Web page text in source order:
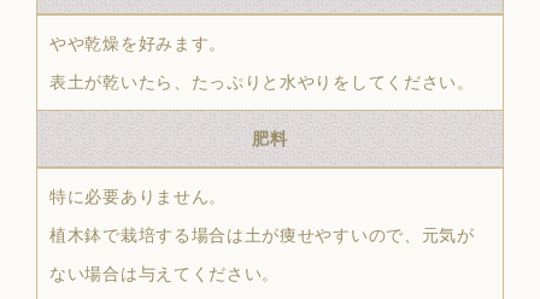
やや乾燥を好みます。
表土が乾いたら、たっぷりと水やりをしてください。
肥料
特に必要ありません。
植木鉢で栽培する場合は土が痩せやすいので、元気が
ない場合は与えてください。